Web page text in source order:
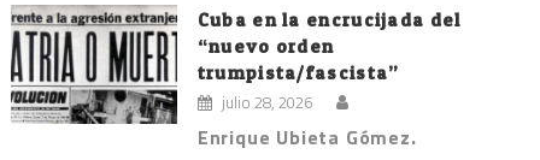
Cuba en la encrucijada del
“nuevo orden
trumpista/fascista”
julio 28, 2026
Enrique Ubieta Gómez.